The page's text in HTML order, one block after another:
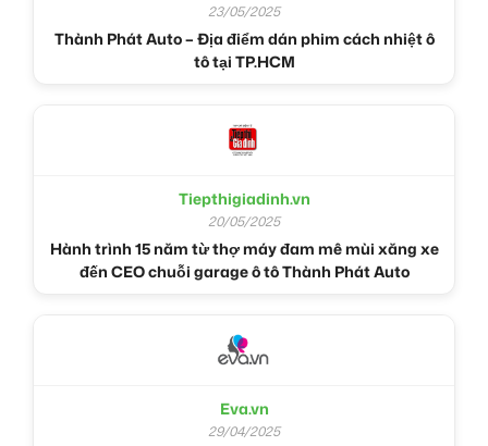
23/05/2025
Thành Phát Auto – Địa điểm dán phim cách nhiệt ô
tô tại TP.HCM
Tiepthigiadinh.vn
20/05/2025
Hành trình 15 năm từ thợ máy đam mê mùi xăng xe
đến CEO chuỗi garage ô tô Thành Phát Auto
Eva.vn
29/04/2025